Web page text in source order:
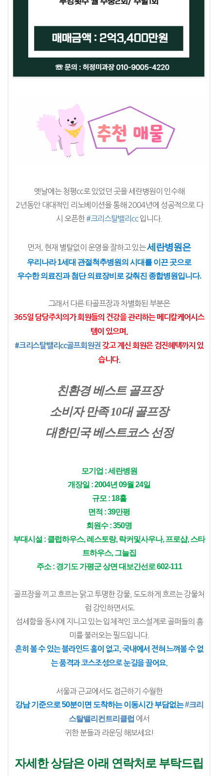
옛날에는 청평cc로 있었던 곳을 세란병원이 인수해
2년동안 대대적인 리노베이션을 통해 2004년에 성공적으로 다
시 오픈한 #크리스탈밸리cc 입니다.
먼저, 현재 별탈없이 운영을 잘하고 있는 세란병원은
우리나라 1세대 관절척추병원의 시대를 이끈 곳으로
우수한 의료진과 첨단 의료장비로 갖춰진 종합병원입니다.
그래서 다른 타골프장과 차별화된 부분은
365일 담당주치의가 회원들의 건강을 관리하는 메디칼케어시스
템이 있으며,
#크리스탈밸리cc골프회원권 갖고 계신 회원은 검진혜택까지 있
습니다.
친환경 베스트 골프장
소비자 만족 10대 골프장
대한민국 베스트코스 선정
모기업 : 세란병원
개장일 : 2004년 09월 24일
규모 : 18홀
면적 : 39만평
회원수 : 350명
부대시설 : 클럽하우스, 레스토랑, 락커및사우나, 프로샵, 스타
트하우스, 그늘집
주소 : 경기도 가평군 상면 대보간선로 602-111
골프장을 끼고 흐르는 맑고 투명한 강물, 도도하게 흐르는 강물처
럼 강인하면서도
섬세함을 동시에 지니고 있는 입체적인 코스설계로 골퍼들의 흥
미를 불러오는 필드입니다.
흔히 볼 수 있는 블라인드 홀이 없고, 국내에서 전혀 느껴볼 수 없
는 품격과 코스조성으로 눈길을 끌어요.
서울과 근교에서도 접근하기 수월한
강남 기준으로 50분이면 도착하는 이동시간 부담없는 #크리
스탈밸리컨트리클럽 에서
귀한 분들과 라운딩 해보세요!
자세한 상담은 아래 연락처로 부탁드립